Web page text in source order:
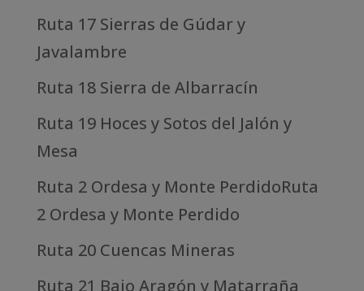
Ruta 17 Sierras de Gúdar y
Javalambre
Ruta 18 Sierra de Albarracín
Ruta 19 Hoces y Sotos del Jalón y
Mesa
Ruta 2 Ordesa y Monte PerdidoRuta
2 Ordesa y Monte Perdido
Ruta 20 Cuencas Mineras
Ruta 21 Bajo Aragón y Matarraña